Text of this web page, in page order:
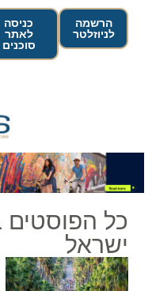
הרשמה
לניוזלטר
כניסה
לאתר
סוכנים
כל הפוסטים
ישראל